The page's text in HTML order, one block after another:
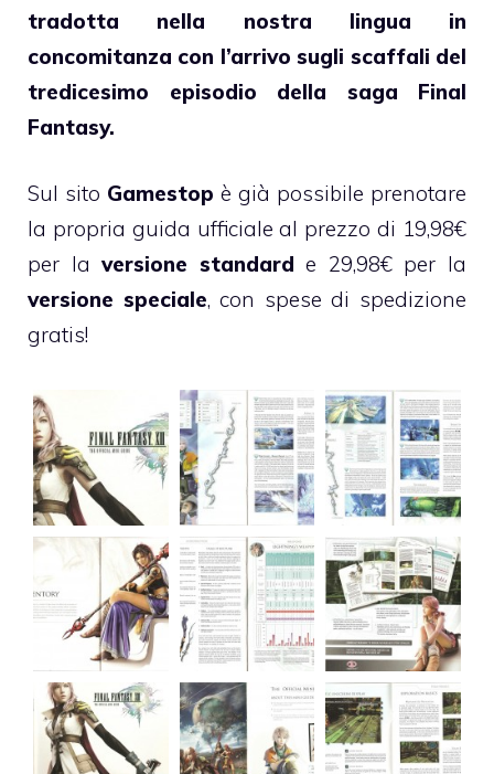
tradotta nella nostra lingua in
concomitanza con l’arrivo sugli scaffali del
tredicesimo episodio della saga Final
Fantasy.
Sul sito Gamestop è già possibile prenotare
la propria guida ufficiale al prezzo di 19,98€
per laversione standard e 29,98€ per la
versione speciale, con spese di spedizione
gratis!